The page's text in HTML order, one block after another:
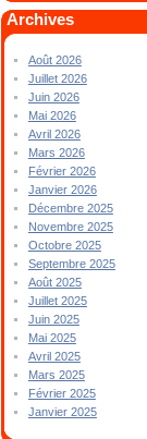
Archives
Août 2026
Juillet 2026
Juin 2026
Mai 2026
Avril 2026
Mars 2026
Février 2026
Janvier 2026
Décembre 2025
Novembre 2025
Octobre 2025
Septembre 2025
Août 2025
Juillet 2025
Juin 2025
Mai 2025
Avril 2025
Mars 2025
Février 2025
Janvier 2025